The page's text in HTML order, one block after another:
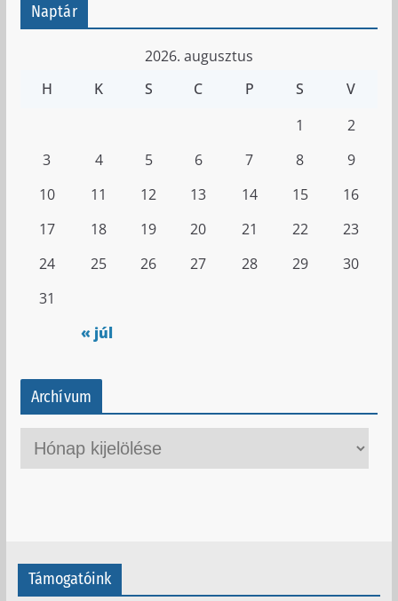
Naptár
2026. augusztus
H
K S C P S V
« júl
1
2
3
4 5 6 7 8
9
10
11 12 13 14 15
16
17
18 19 20 21 22
23
24
25 26 27 28 29
30
31
Archívum
r
Támogatóink